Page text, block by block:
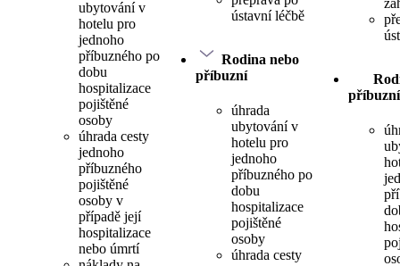
ubytování v
hotelu pro
jednoho
příbuzného po
dobu
hospitalizace
pojištěné
osoby
úhrada cesty
jednoho
příbuzného
pojištěné
osoby v
případě její
hospitalizace
nebo úmrtí
ústavní léčbě
Rodina nebo
příbuzní
úhrada
ubytování v
hotelu pro
jednoho
příbuzného po
dobu
hospitalizace
pojištěné
osoby
úhrada cesty
příbuzní